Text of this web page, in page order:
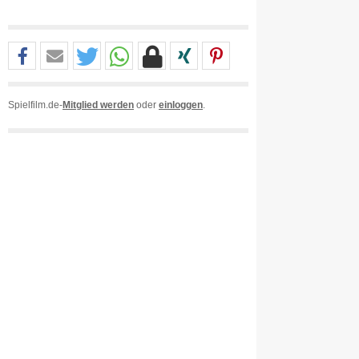
Spielfilm.de-Mitglied werden oder einloggen